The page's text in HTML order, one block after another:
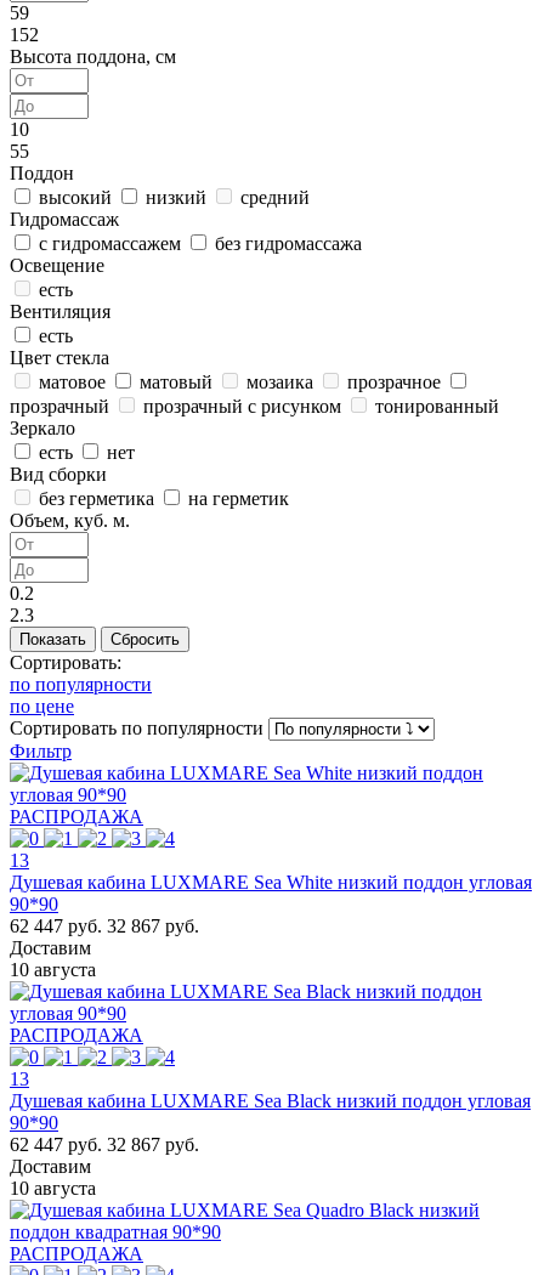
59
152
Высота поддона, см
10
55
Поддон
высокий
низкий
средний
Гидромассаж
с гидромассажем
без гидромассажа
Освещение
есть
Вентиляция
есть
Цвет стекла
матовое
матовый мозаика
прозрачное
прозрачный
прозрачный с рисунком
тонированный
Зеркало
есть
нет
Вид сборки
без герметика
на герметик
Объем, куб. м.
0.2
2.3
Сортировать:
по популярности
по цене
Сортировать по популярности
Фильтр
РАСПРОДАЖА
13
Душевая кабина LUXMARE Sea White низкий поддон угловая
90*90
62 447 руб. 32 867 руб.
Доставим
10 августа
РАСПРОДАЖА
13
Душевая кабина LUXMARE Sea Black низкий поддон угловая
90*90
62 447 руб. 32 867 руб.
Доставим
10 августа
РАСПРОДАЖА